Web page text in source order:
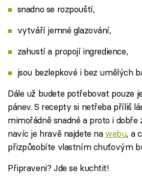
snadno se rozpouští,
vytváří jemné glazování,
zahustí a propojí ingredience,
jsou bezlepkové i bez umělých
Dále už budete potřebovat pouze
pánev. S recepty si netřeba příliš
mimořádně snadné a proto i dobře
navíc je hravě najdete na webu, a
přizpůsobíte vlastním chuťovým
Připraveni? Jde se kuchtit!